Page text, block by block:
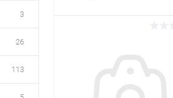
3
26
113